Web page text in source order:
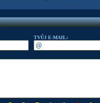
TVŮJ E-MAIL: